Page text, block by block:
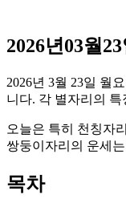
2026년03월
2026년 3월 23일 월
니다. 각 별자리의
오늘은 특히 천칭자
쌍둥이자리의 운세
목차